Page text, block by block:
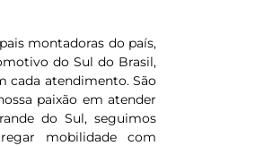
montadoras do país,
do Sul do Brasil,
cada atendimento. São
paixão em atender
do Sul, seguimos
mobilidade com